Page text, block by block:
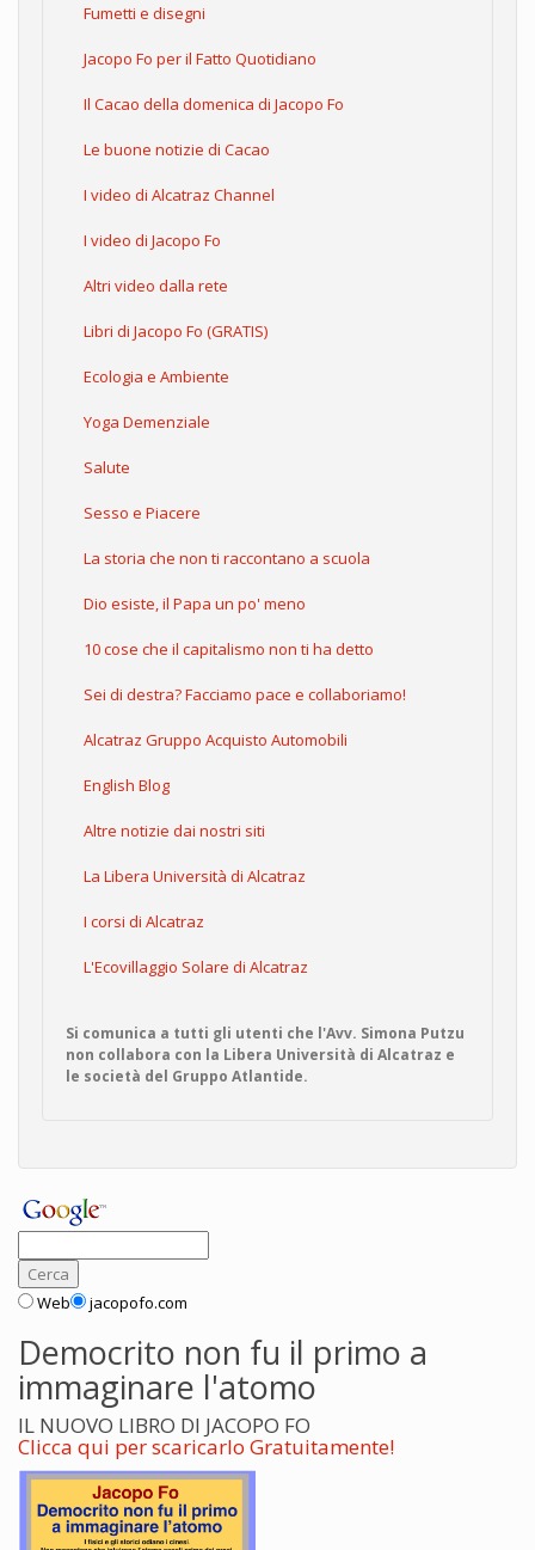
Fumetti e disegni
Jacopo Fo per il Fatto Quotidiano
Il Cacao della domenica di Jacopo Fo
Le buone notizie di Cacao
I video di Alcatraz Channel
I video di Jacopo Fo
Altri video dalla rete
Libri di Jacopo Fo (GRATIS)
Ecologia e Ambiente
Yoga Demenziale
Salute
Sesso e Piacere
La storia che non ti raccontano a scuola
Dio esiste, il Papa un po' meno
10 cose che il capitalismo non ti ha detto
Sei di destra? Facciamo pace e collaboriamo!
Alcatraz Gruppo Acquisto Automobili
English Blog
Altre notizie dai nostri siti
La Libera Università di Alcatraz
I corsi di Alcatraz
L'Ecovillaggio Solare di Alcatraz
Si comunica a tutti gli utenti che l'Avv. Simona Putzu
non collabora con la Libera Università di Alcatraz e
le società del Gruppo Atlantide.
Web jacopofo.com
Democrito non fu il primo a
immaginare l'atomo
IL NUOVO LIBRO DI JACOPO FO
Clicca qui per scaricarlo Gratuitamente!